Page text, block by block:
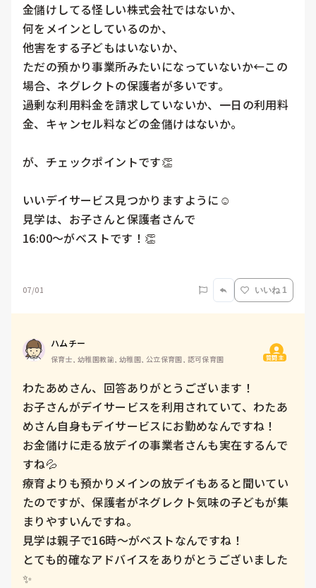
金儲けしてる怪しい株式会社ではないか、
何をメインとしているのか、
他害をする子どもはいないか、
ただの預かり事業所みたいになっていないか←この
場合、ネグレクトの保護者が多いです。
過剰な利用料金を請求していないか、一日の利用料
金、キャンセル料などの金儲けはないか。
が、チェックポイントです👏
いいデイサービス見つかりますように☺️
見学は、お子さんと保護者さんで
16:00〜がベストです！👏
07/01 いいね 1
ハムチー
保育士, 幼稚園教諭, 幼稚園, 公立保育園, 認可保育園 質問主
わたあめさん、回答ありがとうございます！
お子さんがデイサービスを利用されていて、わたあ
めさん自身もデイサービスにお勤めなんですね！
お金儲けに走る放デイの事業者さんも実在するんで
すね💦
療育よりも預かりメインの放デイもあると聞いてい
たのですが、保護者がネグレクト気味の子どもが集
まりやすいんですね。
見学は親子で16時〜がベストなんですね！
とても的確なアドバイスをありがとうございました
✨